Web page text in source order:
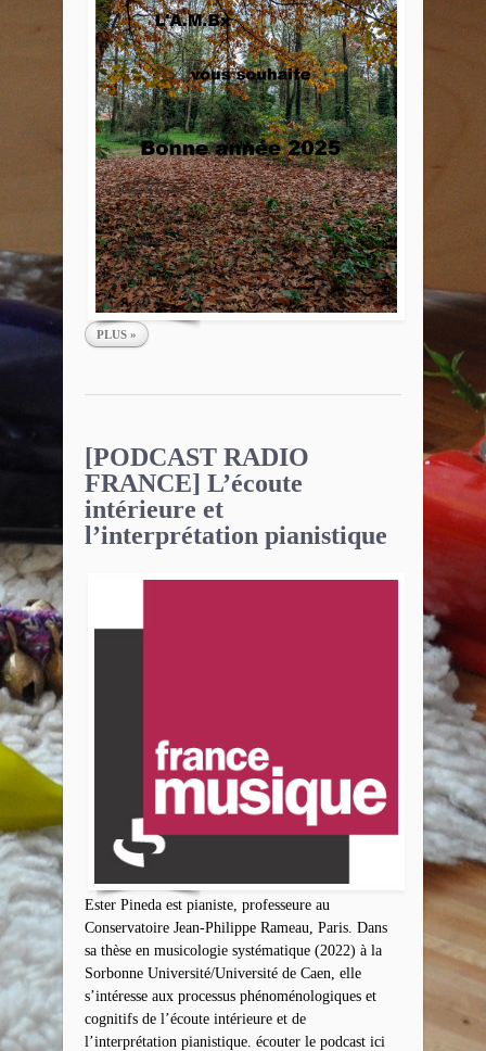
PLUS »
[PODCAST RADIO
FRANCE] L’écoute
intérieure et
l’interprétation pianistique
Ester Pineda est pianiste, professeure au
Conservatoire Jean-Philippe Rameau, Paris. Dans
sa thèse en musicologie systématique (2022) à la
Sorbonne Université/Université de Caen, elle
s’intéresse aux processus phénoménologiques et
cognitifs de l’écoute intérieure et de
l’interprétation pianistique. écouter le podcast ici